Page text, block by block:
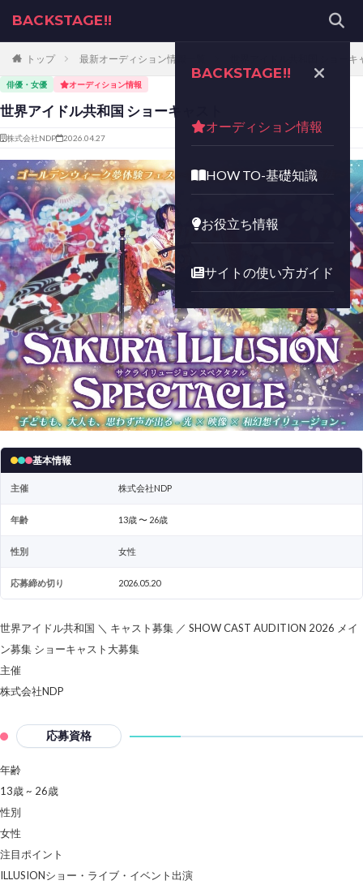
BACKSTAGE!!
BACKSTAGE!!
オーディション情報
HOW TO-基礎知識
お役立ち情報
サイトの使い方ガイド
トップ 最新オーディション情報一覧 世界アイドル共和国 ショーキ
俳優・女優 オーディション情報
世界アイドル共和国 ショーキャスト
株式会社NDP 2026.04.27
基本情報
主催 株式会社NDP
年齢 13歳 〜 26歳
性別 女性
応募締め切り 2026.05.20
世界アイドル共和国 ＼ キャスト募集 ／ SHOW CAST AUDITION 2026 メイ
ン募集 ショーキャスト大募集
主催
株式会社NDP
応募資格
年齢
13歳 ~ 26歳
性別
女性
注目ポイント
ILLUSIONショー・ライブ・イベント出演